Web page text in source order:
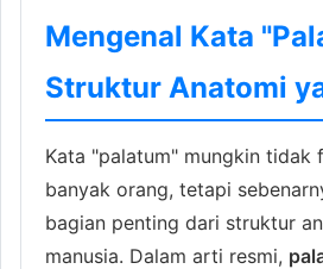
Mengenal Kata
Struktur Anatomi
Kata "palatum" mungkin tidak
banyak orang, tetapi
bagian penting dari struktur
manusia. Dalam arti resmi,